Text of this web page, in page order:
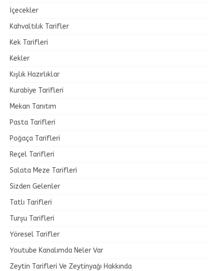
İçecekler
Kahvaltılık Tarifler
Kek Tarifleri
Kekler
Kışlık Hazırlıklar
Kurabiye Tarifleri
Mekan Tanıtım
Pasta Tarifleri
Poğaça Tarifleri
Reçel Tarifleri
Salata Meze Tarifleri
Sizden Gelenler
Tatlı Tarifleri
Turşu Tarifleri
Yöresel Tarifler
Youtube Kanalımda Neler Var
Zeytin Tarifleri Ve Zeytinyağı Hakkında